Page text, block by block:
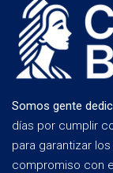
Somos gente
días por cumplir
para garantizar
compromiso con